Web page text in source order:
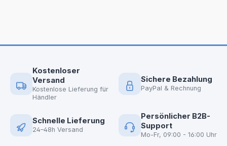
Kostenloser
Versand
Kostenlose Lieferung für
Händler
Sichere Bezahlung
PayPal & Rechnung
Schnelle Lieferung
24–48h Versand
Persönlicher B2B-
Support
Mo-Fr, 09:00 - 16:00 Uhr